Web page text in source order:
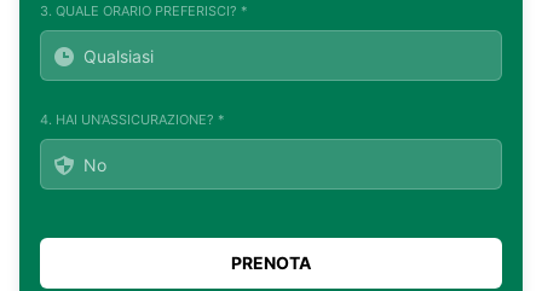
3. QUALE ORARIO PREFERISCI? *
4. HAI UN'ASSICURAZIONE? *